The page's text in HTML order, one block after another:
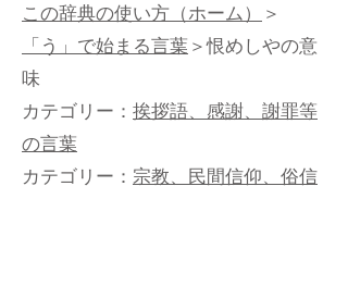
この辞典の使い方（ホーム）＞
「う」で始まる言葉＞恨めしやの意
味
カテゴリー： 挨拶語、感謝、謝罪等
の言葉
カテゴリー： 宗教、民間信仰、俗信